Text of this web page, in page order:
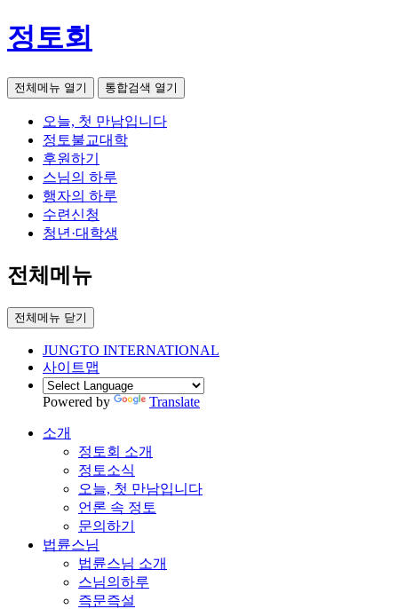
정토회
전체메뉴 열기 통합검색 열기
오늘, 첫 만남입니다
정토불교대학
후원하기
스님의 하루
행자의 하루
수련신청
청년·대학생
전체메뉴
전체메뉴 닫기
JUNGTO INTERNATIONAL
사이트맵
Powered by Translate
소개
정토회 소개
정토소식
오늘, 첫 만남입니다
언론 속 정토
문의하기
법륜스님
법륜스님 소개
스님의하루
즉문즉설